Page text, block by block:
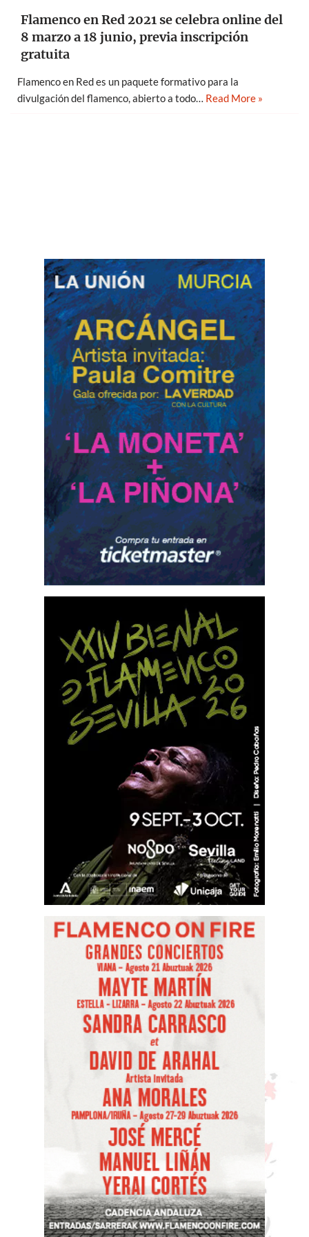
Flamenco en Red 2021 se celebra online del
8 marzo a 18 junio, previa inscripción
gratuita
Flamenco en Red es un paquete formativo para la
divulgación del flamenco, abierto a todo… Read More »